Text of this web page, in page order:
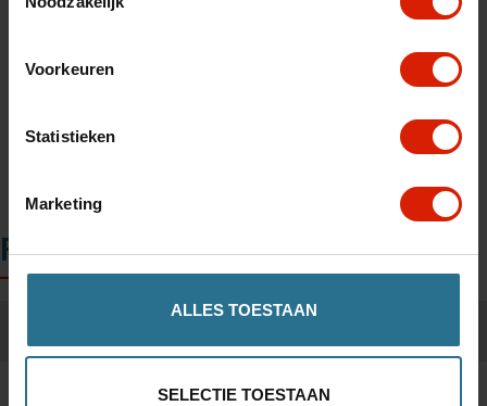
Voorkeuren
Statistieken
Marketing
ALLES TOESTAAN
SELECTIE TOESTAAN
Fiche technique
Regular: 5 kg